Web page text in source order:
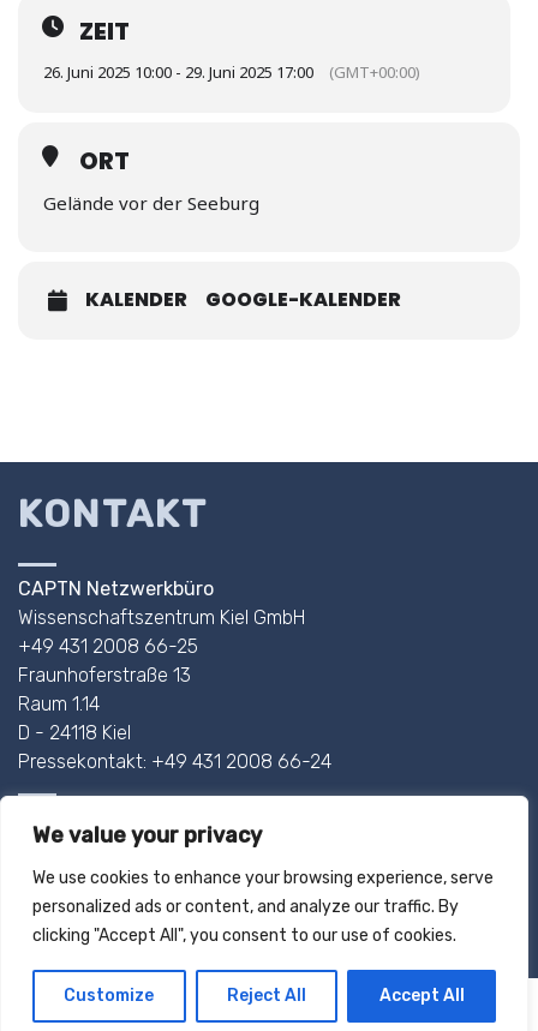
We value your privacy
We use cookies to enhance your browsing experience, serve
personalized ads or content, and analyze our traffic. By
clicking "Accept All", you consent to our use of cookies.
Customize Reject All Accept All
CAPTN Energy
Freitag, 27.06. 14 Uhr – Malten Rose – CAPTN flex:
Bedarfsgerechter ÖPNV für Kiel?
ZEIT
26. Juni 2025 10:00 - 29. Juni 2025 17:00 (GMT+00:00)
ORT
Gelände vor der Seeburg
KALENDER GOOGLE-KALENDER
KONTAKT
CAPTN Netzwerkbüro
Wissenschaftszentrum Kiel GmbH
+49 431 2008 66-25
Fraunhoferstraße 13
Raum 1.14
D - 24118 Kiel
Pressekontakt: +49 431 2008 66-24
IMPRESSUM
DATENSCHUTZ